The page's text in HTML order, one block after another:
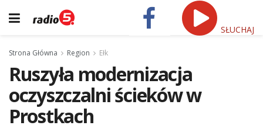
SŁUCHAJ
Strona Główna Region Ełk
Ruszyła modernizacja
oczyszczalni ścieków w
Prostkach